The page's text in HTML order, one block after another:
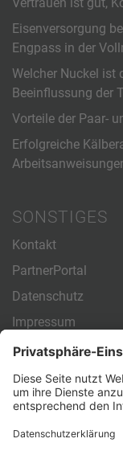
Eisenversorgung
Engpass in der
Welcher Nuckel ist
Beeinflussung der
Vorteile der Paar-
Erfolgreiche
SONSTIGES
Kontakt
PartnerPortal
Datenschutz
Impressum
Allgemeine